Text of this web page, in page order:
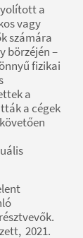
a
vagy
számára
börzéjén –
fizikai
a
a cégek
2021.